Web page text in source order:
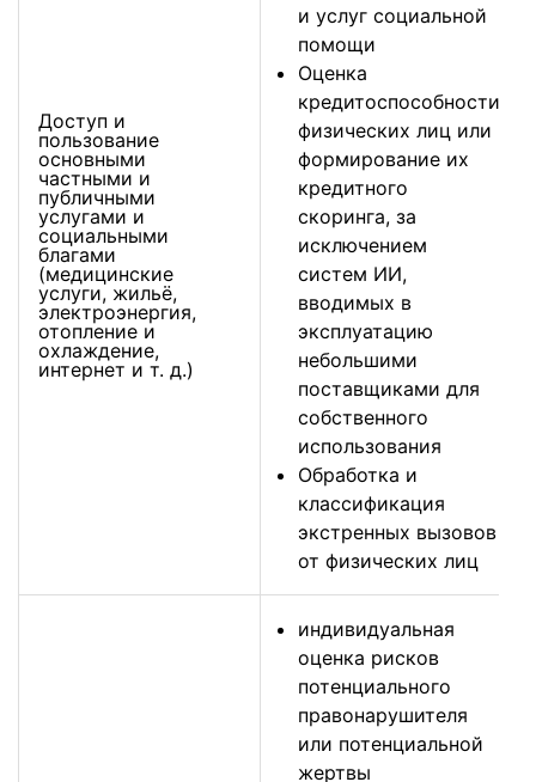
Доступ и
пользование
основными
частными и
публичными
услугами и
социальными
благами
(медицинские
услуги, жильё,
электроэнергия,
отопление и
охлаждение,
интернет и т. д.)
и услуг социальной
помощи
Оценка
кредитоспособности
физических лиц или
формирование их
кредитного
скоринга, за
исключением
систем ИИ,
вводимых в
эксплуатацию
небольшими
поставщиками для
собственного
использования
Обработка и
классификация
экстренных вызовов
от физических лиц
индивидуальная
оценка рисков
потенциального
правонарушителя
или потенциальной
жертвы